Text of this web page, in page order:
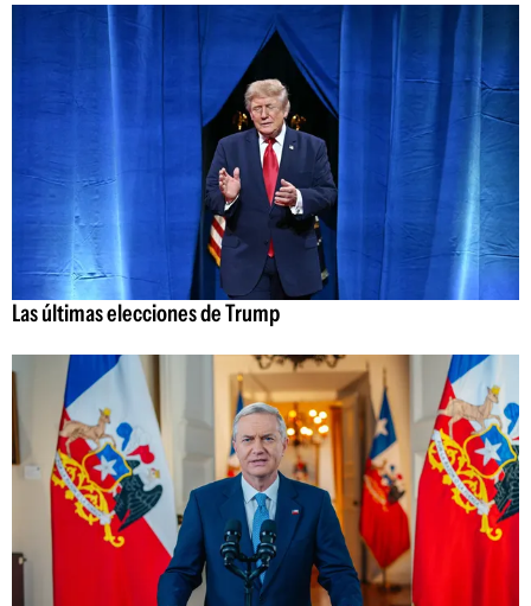
Las últimas elecciones de Trump